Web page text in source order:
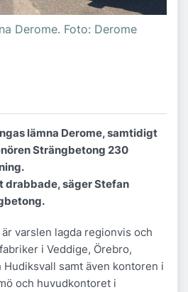
Derome. Foto: Derome
lämna Derome, samtidigt
Strängbetong 230
drabbade, säger Stefan
varslen lagda regionvis och
i Veddige, Örebro,
Hudiksvall samt även kontoren i
och huvudkontoret i